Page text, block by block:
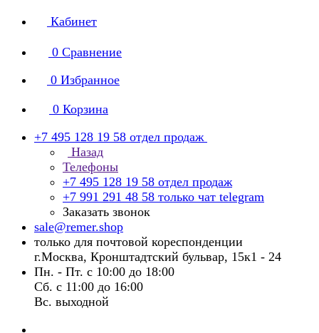
Кабинет
0 Сравнение
0 Избранное
0 Корзина
+7 495 128 19 58 отдел продаж
Назад
Телефоны
+7 495 128 19 58 отдел продаж
+7 991 291 48 58 только чат telegram
Заказать звонок
sale@remer.shop
только для почтовой кореспонденции
г.Москва, Кронштадтский бульвар, 15к1 - 24
Пн. - Пт. с 10:00 до 18:00
Сб. с 11:00 до 16:00
Вс. выходной